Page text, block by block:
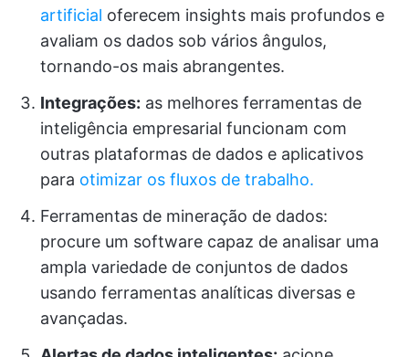
artificial oferecem insights mais profundos e
avaliam os dados sob vários ângulos,
tornando-os mais abrangentes.
Integrações: as melhores ferramentas de
inteligência empresarial funcionam com
outras plataformas de dados e aplicativos
para otimizar os fluxos de trabalho.
Ferramentas de mineração de dados:
procure um software capaz de analisar uma
ampla variedade de conjuntos de dados
usando ferramentas analíticas diversas e
avançadas.